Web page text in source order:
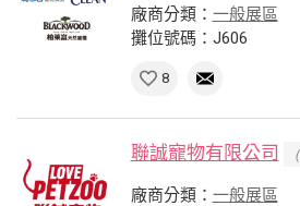
廠商分類： 一般展區
攤位號碼：J606
8
聯誠寵物有限公司
廠商分類： 一般展區